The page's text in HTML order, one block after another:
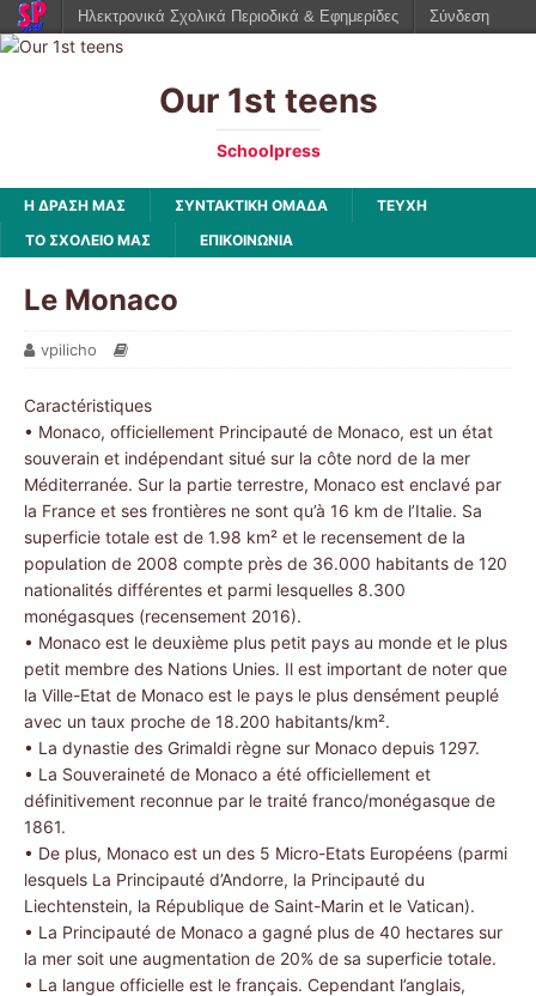
Our 1st teens
Schoolpress
Η ΔΡΑΣΗ ΜΑΣ ΣΥΝΤΑΚΤΙΚΗ ΟΜΑΔΑ
ΤΕΥΧΗ
ΤΟ ΣΧΟΛΕΙΟ ΜΑΣ
ΕΠΙΚΟΙΝΩΝΙΑ
Le Monaco
vpilicho
Caractéristiques
• Monaco, officiellement Principauté de Monaco, est un état
souverain et indépendant situé sur la côte nord de la mer
Méditerranée. Sur la partie terrestre, Monaco est enclavé par
la France et ses frontières ne sont qu’à 16 km de l’Italie. Sa
superficie totale est de 1.98 km² et le recensement de la
population de 2008 compte près de 36.000 habitants de 120
nationalités différentes et parmi lesquelles 8.300
monégasques (recensement 2016).
• Monaco est le deuxième plus petit pays au monde et le plus
petit membre des Nations Unies. Il est important de noter que
la Ville-Etat de Monaco est le pays le plus densément peuplé
avec un taux proche de 18.200 habitants/km².
• La dynastie des Grimaldi règne sur Monaco depuis 1297.
• La Souveraineté de Monaco a été officiellement et
définitivement reconnue par le traité franco/monégasque de
1861.
• De plus, Monaco est un des 5 Micro-Etats Européens (parmi
lesquels La Principauté d’Andorre, la Principauté du
Liechtenstein, la République de Saint-Marin et le Vatican).
• La Principauté de Monaco a gagné plus de 40 hectares sur
la mer soit une augmentation de 20% de sa superficie totale.
• La langue officielle est le français. Cependant l’anglais,
Ηλεκτρονικά Σχολικά Περιοδικά & Εφημερίδες Σύνδεση